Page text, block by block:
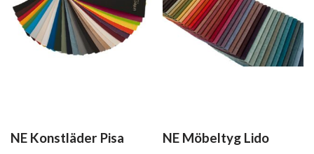
NE Konstläder Pisa NE Möbeltyg Lido